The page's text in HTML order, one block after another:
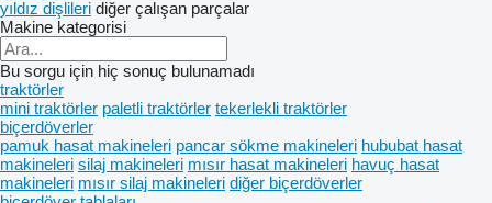
yıldız dişlileri diğer çalışan parçalar
Makine kategorisi
Bu sorgu için hiç sonuç bulunamadı
traktörler
mini traktörler paletli traktörler tekerlekli traktörler
biçerdöverler
pamuk hasat makineleri pancar sökme makineleri hububat hasat
makineleri silaj makineleri mısır hasat makineleri havuç hasat
makineleri mısır silaj makineleri diğer biçerdöverler